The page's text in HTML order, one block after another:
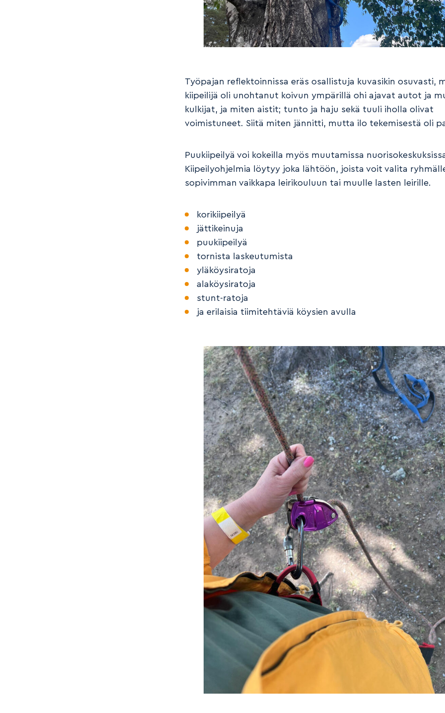
Työpajan reflektoinnissa eräs osallistuja kuvasikin osuvasti,
kiipeilijä oli unohtanut koivun ympärillä ohi ajavat autot ja
kulkijat, ja miten aistit; tunto ja haju sekä tuuli iholla olivat
voimistuneet. Siitä miten jännitti, mutta ilo tekemisestä oli
Puukiipeilyä voi kokeilla myös muutamissa
Kiipeilyohjelmia löytyy joka lähtöön, joista voit valita
sopivimman vaikkapa leirikouluun tai muulle lasten leirille.
korikiipeilyä
jättikeinuja
puukiipeilyä
tornista laskeutumista
yläköysiratoja
alaköysiratoja
stunt-ratoja
ja erilaisia tiimitehtäviä köysien avulla